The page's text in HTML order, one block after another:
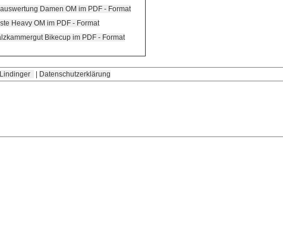
Damen OM im PDF - Format
Heavy OM im PDF - Format
Bikecup im PDF - Format
Datenschutzerklärung